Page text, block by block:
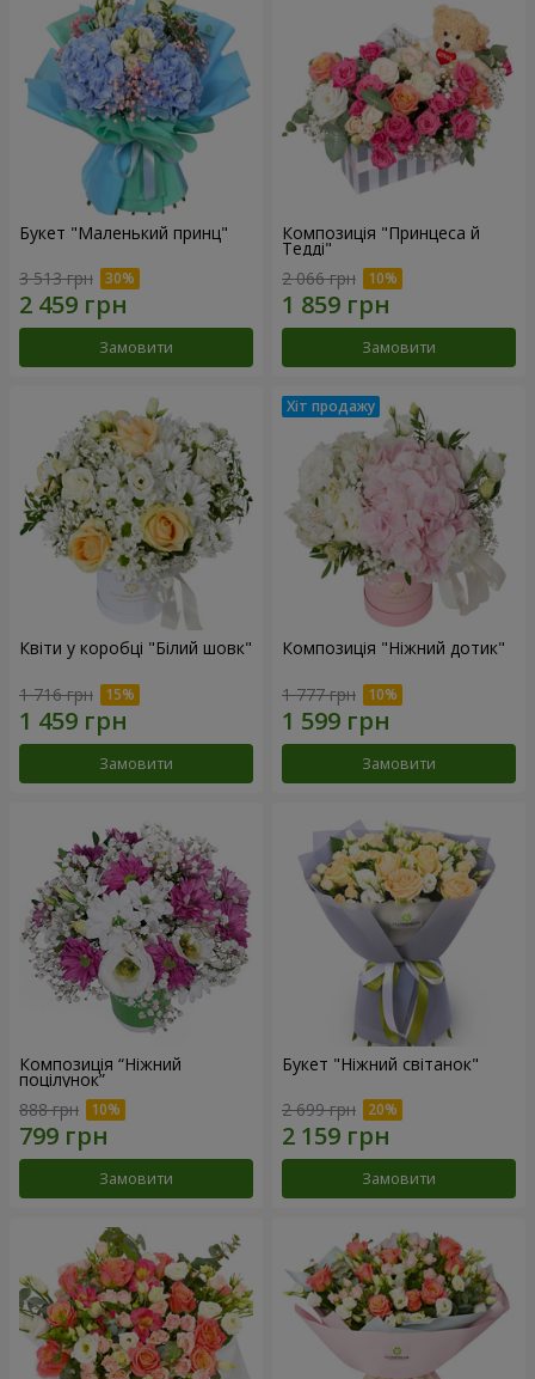
Букет "Маленький принц"
3 513 грн
Замовити
Композиція "Принцеса й
Тедді"
2 066 грн
Замовити
Квіти у коробці "Білий шовк"
1 716 грн
Замовити
Композиція "Ніжний дотик"
1 777 грн
Замовити
Композиція “Ніжний
поцілунок”
888 грн
Замовити
Букет "Ніжний світанок"
2 699 грн
Замовити